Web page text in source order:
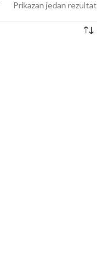
Prikazan jedan rezultat